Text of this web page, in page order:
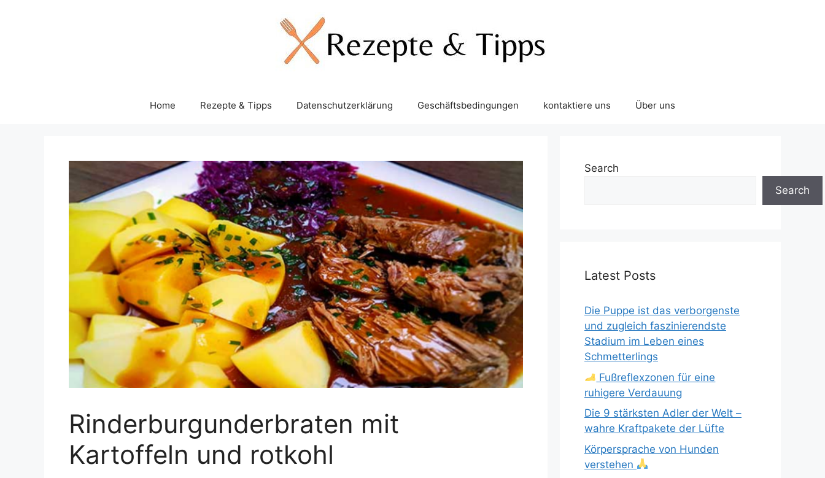
Home Rezepte & Tipps Datenschutzerklärung Geschäftsbedingungen kontaktiere uns Über uns
Rinderburgunderbraten mit
Kartoffeln und rotkohl
Search
Search
Latest Posts
Die Puppe ist das verborgenste
und zugleich faszinierendste
Stadium im Leben eines
Schmetterlings
Fußreflexzonen für eine
ruhigere Verdauung
Die 9 stärksten Adler der Welt –
wahre Kraftpakete der Lüfte
Körpersprache von Hunden
verstehen